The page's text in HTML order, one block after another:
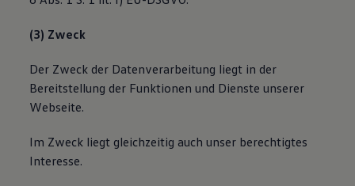
(3) Zweck
Der Zweck der Datenverarbeitung liegt in der
Bereitstellung der Funktionen und Dienste unserer
Webseite.
Im Zweck liegt gleichzeitig auch unser berechtigtes
Interesse.